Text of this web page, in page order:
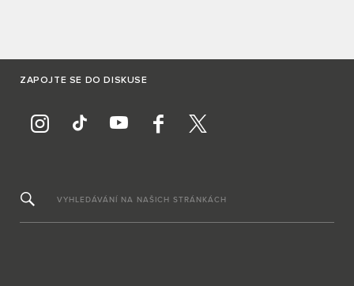
ZAPOJTE SE DO DISKUSE
VYHLEDÁVÁNÍ NA NAŠICH STRÁNKÁCH